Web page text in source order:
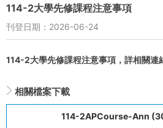
114-2大學先修課程注意事項
刊登日期：2026-06-24
114-2大學先修課程注意事項，詳相關連
相關檔案下載
114-2APCourse-Ann